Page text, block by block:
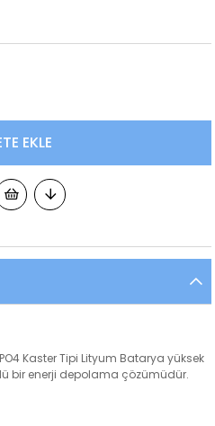
Kaster Tipi Lityum Batarya yüksek
bir enerji depolama çözümüdür.